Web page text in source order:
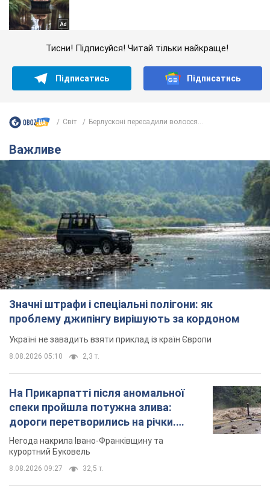
Тисни! Підписуйся! Читай тільки найкраще!
Підписатись Підписатись
Світ Берлусконі пересадили волосся...
Важливе
Значні штрафи і спеціальні полігони: як
проблему джипінгу вирішують за кордоном
Україні не завадить взяти приклад із країн Європи
8.08.2026 05:10 2,3 т.
На Прикарпатті після аномальної
спеки пройшла потужна злива:
дороги перетворились на річки.
Відео
Негода накрила Івано-Франківщину та
курортний Буковель
8.08.2026 09:27 32,5 т.